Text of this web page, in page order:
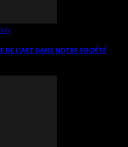
DE L’ART DANS NOTRE SOCIÉTÉ